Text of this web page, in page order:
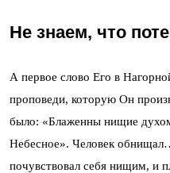
Не знаем, что
А первое слово Его в
проповеди, которую Он
было: «Блаженны нищие
Небесное». Человек
почувствовал себя нищим, и